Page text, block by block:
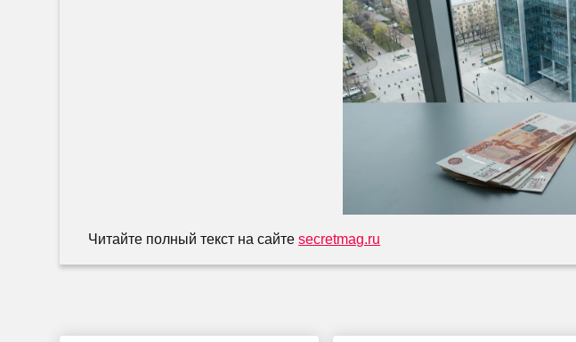
Читайте полный текст на сайтеsecretmag.ru